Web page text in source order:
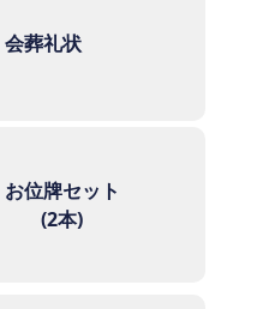
会葬礼状
お位牌セット
(2本)